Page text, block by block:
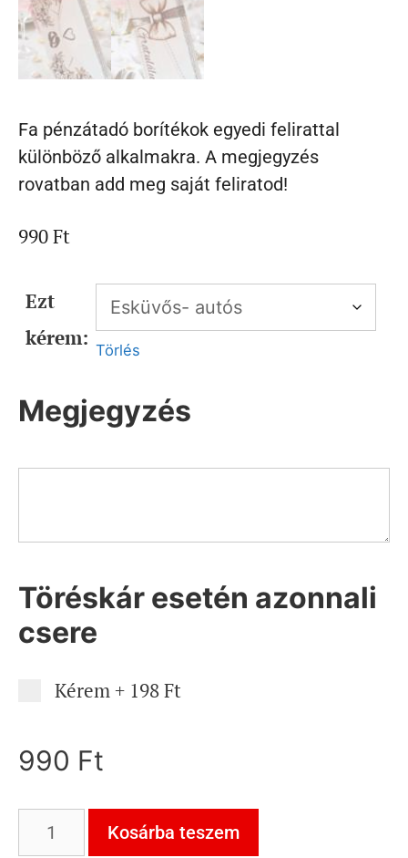
Fa pénzátadó borítékok egyedi felirattal
különböző alkalmakra. A megjegyzés
rovatban add meg saját feliratod!
990Ft
Ezt
kérem: Törlés
Megjegyzés
Töréskár esetén azonnali
csere
Kérem+ 198 Ft
990 Ft
Kosárba teszem